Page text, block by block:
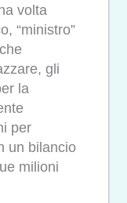
volta
“ministro”
gli
la
per
un bilancio
milioni